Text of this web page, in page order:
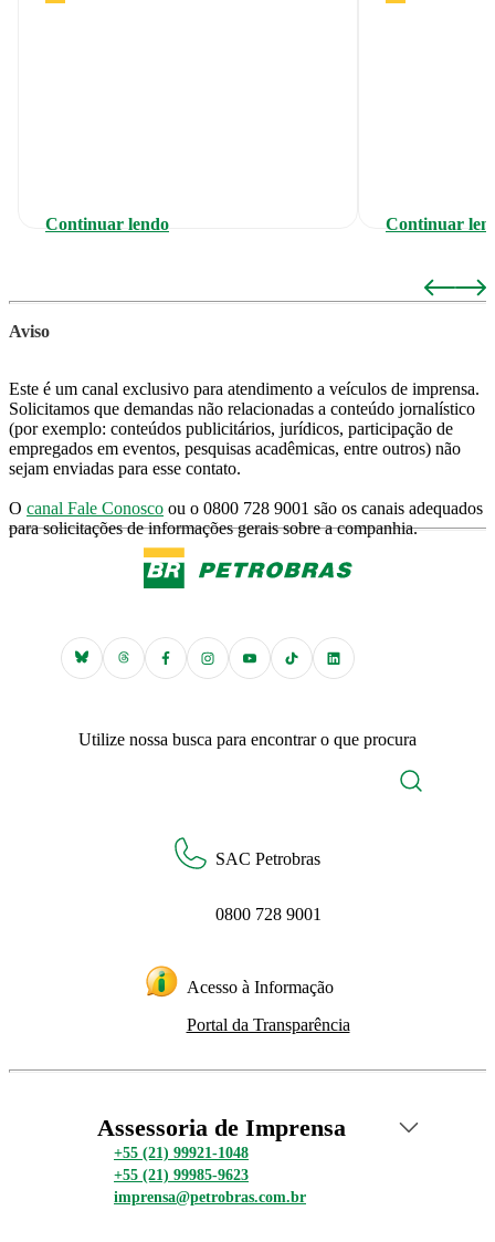
Continuar lendo Continuar
Aviso
Este é um canal exclusivo para atendimento a veículos de imprensa.
Solicitamos que demandas não relacionadas a conteúdo jornalístico
(por exemplo: conteúdos publicitários, jurídicos, participação de
empregados em eventos, pesquisas acadêmicas, entre outros) não
sejam enviadas para esse contato.
O canal Fale Conosco ou o 0800 728 9001 são os canais adequados
para solicitações de informações gerais sobre a companhia.
Utilize nossa busca para encontrar o que procura
SAC Petrobras
0800 728 9001
Acesso à Informação
Portal da Transparência
Assessoria de Imprensa
+55 (21) 99921-1048
+55 (21) 99985-9623
imprensa@petrobras.com.br